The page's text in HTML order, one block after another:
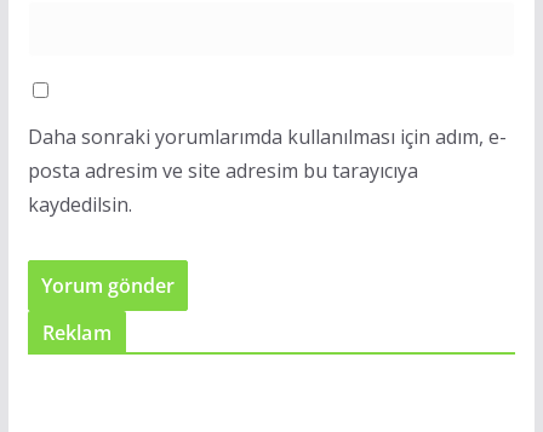
Daha sonraki yorumlarımda kullanılması için adım, e-
posta adresim ve site adresim bu tarayıcıya
kaydedilsin.
Reklam